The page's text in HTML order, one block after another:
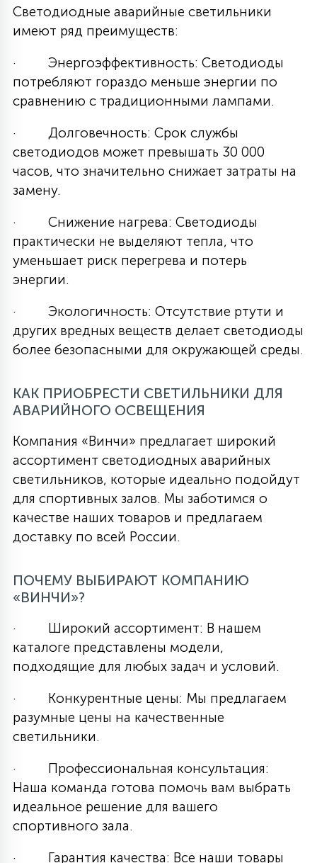
Светодиодные аварийные светильники
имеют ряд преимуществ:
· Энергоэффективность: Светодиоды
потребляют гораздо меньше энергии по
сравнению с традиционными лампами.
· Долговечность: Срок службы
светодиодов может превышать 30 000
часов, что значительно снижает затраты на
замену.
· Снижение нагрева: Светодиоды
практически не выделяют тепла, что
уменьшает риск перегрева и потерь
энергии.
· Экологичность: Отсутствие ртути и
других вредных веществ делает светодиоды
более безопасными для окружающей среды.
КАК ПРИОБРЕСТИ СВЕТИЛЬНИКИ ДЛЯ
АВАРИЙНОГО ОСВЕЩЕНИЯ
Компания «Винчи» предлагает широкий
ассортимент светодиодных аварийных
светильников, которые идеально подойдут
для спортивных залов. Мы заботимся о
качестве наших товаров и предлагаем
доставку по всей России.
ПОЧЕМУ ВЫБИРАЮТ КОМПАНИЮ
«ВИНЧИ»?
· Широкий ассортимент: В нашем
каталоге представлены модели,
подходящие для любых задач и условий.
· Конкурентные цены: Мы предлагаем
разумные цены на качественные
светильники.
· Профессиональная консультация:
Наша команда готова помочь вам выбрать
идеальное решение для вашего
спортивного зала.
· Гарантия качества: Все наши товары